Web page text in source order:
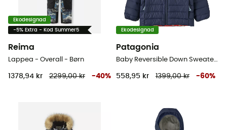
Ekodesignad
-5% Extra - Kod Summer5
Reima
Lappea - Overall - Børn
1378,94 kr 2299,00 kr -40%
Ekodesignad
Patagonia
Baby Reversible Down Sweater Hoody - Skidjacka - Barn
558,95 kr 1399,00 kr -60%